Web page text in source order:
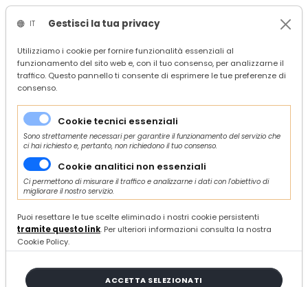
/ Confindustria Servizi
/ Servizi
/ Formazione
Percorso formativo "In Azienda": applicazioni dell'Intelligenza Artificiale nelle aziende
Di MariaSacconi
Percorso formativo "In
Azienda": applicazioni
dell'Intelligenza Artificiale
nelle aziende
IT Gestisci la tua privacy
Utilizziamo i cookie per fornire funzionalità essenziali al
funzionamento del sito web e, con il tuo consenso, per analizzarne il
traffico. Questo pannello ti consente di esprimere le tue preferenze di
consenso.
Cookie tecnici essenziali
Sono strettamente necessari per garantire il funzionamento del servizio che
ci hai richiesto e, pertanto, non richiedono il tuo consenso.
Cookie analitici non essenziali
Ci permettono di misurare il traffico e analizzarne i dati con l'obiettivo di
migliorare il nostro servizio.
Puoi resettare le tue scelte eliminado i nostri cookie persistenti
tramite questo link. Per ulteriori informazioni consulta la nostra
Cookie Policy.
ACCETTA SELEZIONATI